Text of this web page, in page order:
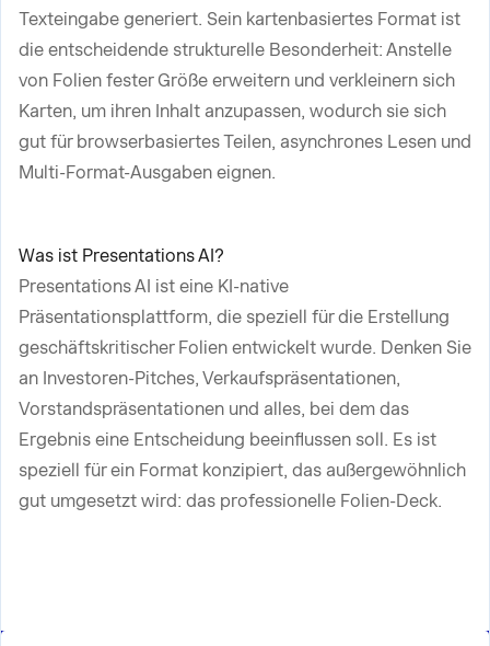
Texteingabe generiert. Sein kartenbasiertes Format ist
die entscheidende strukturelle Besonderheit: Anstelle
von Folien fester Größe erweitern und verkleinern sich
Karten, um ihren Inhalt anzupassen, wodurch sie sich
gut für browserbasiertes Teilen, asynchrones Lesen und
Multi-Format-Ausgaben eignen.
Was ist Presentations AI?
Presentations AI ist eine KI-native
Präsentationsplattform, die speziell für die Erstellung
geschäftskritischer Folien entwickelt wurde. Denken Sie
an Investoren-Pitches, Verkaufspräsentationen,
Vorstandspräsentationen und alles, bei dem das
Ergebnis eine Entscheidung beeinflussen soll. Es ist
speziell für ein Format konzipiert, das außergewöhnlich
gut umgesetzt wird: das professionelle Folien-Deck.